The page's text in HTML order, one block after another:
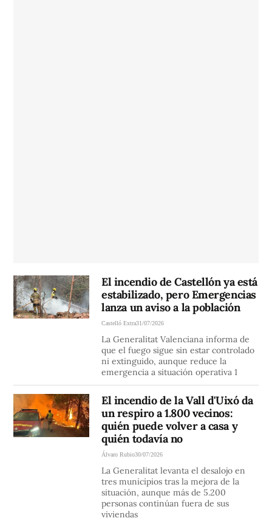
El incendio de Castellón ya está
estabilizado, pero Emergencias
lanza un aviso a la población
Castelló Extra31/07/2026
La Generalitat Valenciana informa de
que el fuego sigue sin estar controlado
ni extinguido, aunque reduce la
emergencia a situación operativa 1
El incendio de la Vall d'Uixó da
un respiro a 1.800 vecinos:
quién puede volver a casa y
quién todavía no
Álvaro Rubio30/07/2026
La Generalitat levanta el desalojo en
tres municipios tras la mejora de la
situación, aunque más de 5.200
personas continúan fuera de sus
viviendas